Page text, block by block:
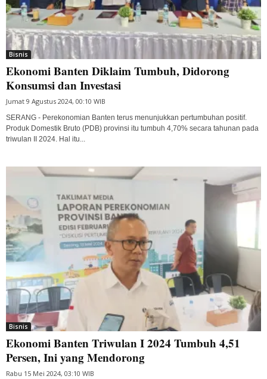
Bisnis
Ekonomi Banten Diklaim Tumbuh, Didorong
Konsumsi dan Investasi
Jumat 9 Agustus 2024, 00:10 WIB
SERANG - Perekonomian Banten terus menunjukkan pertumbuhan positif.
Produk Domestik Bruto (PDB) provinsi itu tumbuh 4,70% secara tahunan pada
triwulan II 2024. Hal itu...
Bisnis
Ekonomi Banten Triwulan I 2024 Tumbuh 4,51
Persen, Ini yang Mendorong
Rabu 15 Mei 2024, 03:10 WIB